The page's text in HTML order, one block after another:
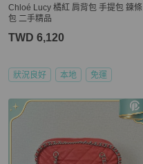
Chloé Lucy 橘紅 肩背包 手提包 鍊條
包 二手精品
TWD 6,120
狀況良好 本地 免運